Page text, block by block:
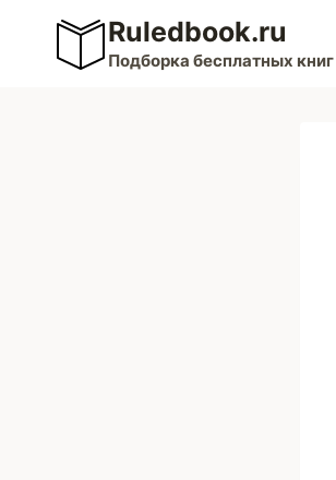
Перейти
содержимому
Ruledbook.ru
Подборка бесплатных книг